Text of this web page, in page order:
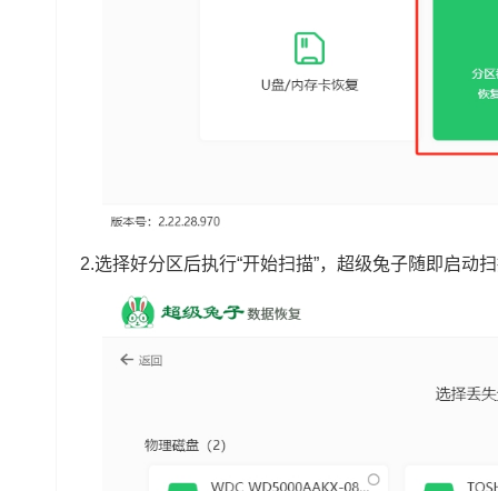
2.选择好分区后执行“开始扫描”，超级兔子随即启动